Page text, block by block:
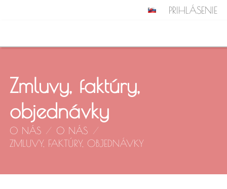
PRIHLÁSENIE
Zmluvy, faktúry,
objednávky
O NÁS / O NÁS /
ZMLUVY, FAKTÚRY, OBJEDNÁVKY